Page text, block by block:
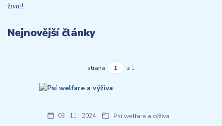
život!
Nejnovější články
strana z 1
03 11 2024 Psí welfare a výživa